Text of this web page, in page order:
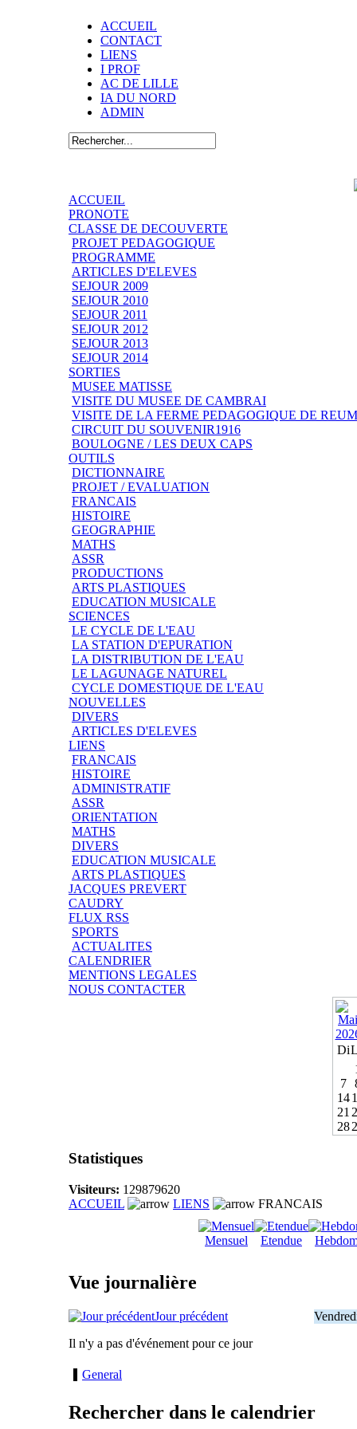
ACCUEIL
CONTACT
LIENS
I PROF
AC DE LILLE
IA DU NORD
ADMIN
ACCUEIL
PRONOTE
CLASSE DE DECOUVERTE
PROJET PEDAGOGIQUE
PROGRAMME
ARTICLES D'ELEVES
SEJOUR 2009
SEJOUR 2010
SEJOUR 2011
SEJOUR 2012
SEJOUR 2013
SEJOUR 2014
SORTIES
MUSEE MATISSE
VISITE DU MUSEE DE CAMBRAI
VISITE DE LA FERME PEDAGOGIQUE DE
CIRCUIT DU SOUVENIR1916
BOULOGNE / LES DEUX CAPS
OUTILS
DICTIONNAIRE
PROJET / EVALUATION
FRANCAIS
HISTOIRE
GEOGRAPHIE
MATHS
ASSR
PRODUCTIONS
ARTS PLASTIQUES
EDUCATION MUSICALE
SCIENCES
LE CYCLE DE L'EAU
LA STATION D'EPURATION
LA DISTRIBUTION DE L'EAU
LE LAGUNAGE NATUREL
CYCLE DOMESTIQUE DE L'EAU
NOUVELLES
DIVERS
ARTICLES D'ELEVES
LIENS
FRANCAIS
HISTOIRE
ADMINISTRATIF
ASSR
ORIENTATION
MATHS
DIVERS
EDUCATION MUSICALE
ARTS PLASTIQUES
JACQUES PREVERT
CAUDRY
FLUX RSS
SPORTS
ACTUALITES
CALENDRIER
MENTIONS LEGALES
NOUS CONTACTER
Di
7
14
21
28
Statistiques
Visiteurs: 129879620
ACCUEIL
LIENS FRANCAIS
Mensuel Etendue
Vue journalière
Jour précédent
Il n'y a pas d'événement pour ce jour
General
Rechercher dans le calendrier